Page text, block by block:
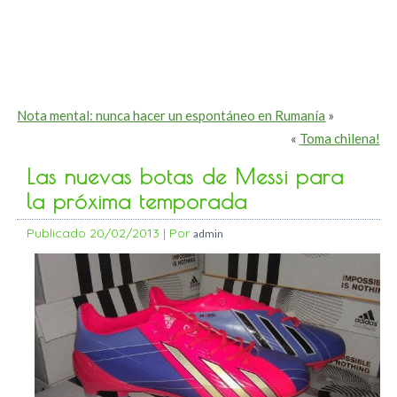
Nota mental: nunca hacer un espontáneo en Rumanía »
« Toma chilena!
Las nuevas botas de Messi para
la próxima temporada
Publicado 20/02/2013 | Por admin